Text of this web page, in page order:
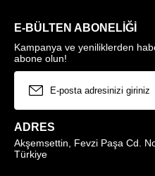
E-BÜLTEN ABONELIĞI
Kampanya ve yeniliklerden
abone olun!
ADRES
Akşemsettin, Fevzi Paşa Cd.
Türkiye